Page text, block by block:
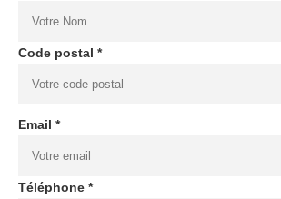
Code postal *
Email *
Téléphone *